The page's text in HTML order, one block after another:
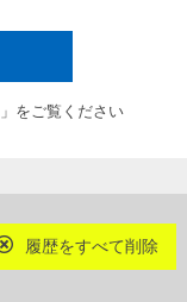
」をご覧ください
履歴をすべて削除